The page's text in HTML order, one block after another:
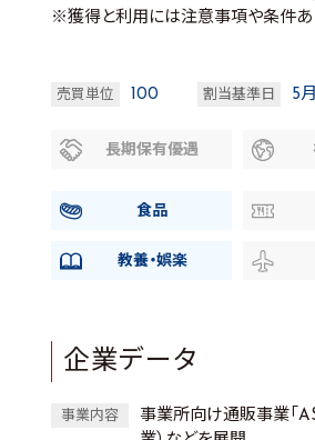
※獲得と利用には注意事項や条件あ
売買単位 100 割当基準日 5
長期保有優遇
食品
教養・娯楽
企業データ
事業内容
事業所向け通販事業「